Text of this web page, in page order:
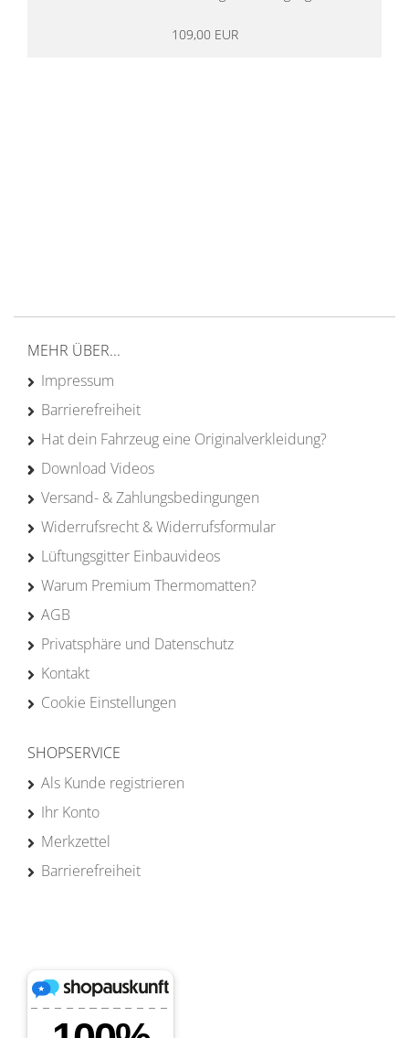
109,00 EUR
MEHR ÜBER...
Impressum
Barrierefreiheit
Hat dein Fahrzeug eine Originalverkleidung?
Download Videos
Versand- & Zahlungsbedingungen
Widerrufsrecht & Widerrufsformular
Lüftungsgitter Einbauvideos
Warum Premium Thermomatten?
AGB
Privatsphäre und Datenschutz
Kontakt
Cookie Einstellungen
SHOPSERVICE
Als Kunde registrieren
Ihr Konto
Merkzettel
Barrierefreiheit